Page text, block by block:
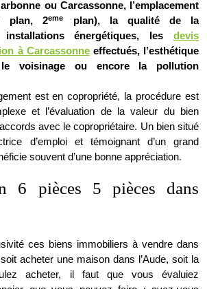
ou Carcassonne, l’emplacement
plan, 2eme
plan), la qualité de la
énergétiques, les devis
à Carcassonneeffectués, l’esthétique
le voisinage ou encore la pollution
est en copropriété, la procédure est
et l’évaluation de la valeur du bien
avec le copropriétaire. Un bien situé
d’emploi et témoignant d’un grand
souvent d’une bonne appréciation.
6 pièces 5 pièces dans
ces biens immobiliers à vendre dans
acheter une maison dans l’Aude, soit la
acheter, il faut que vous évaluiez